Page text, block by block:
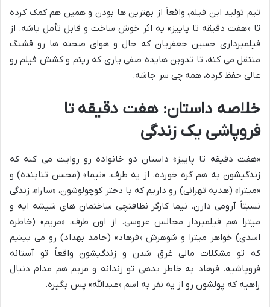
تیم تولید این فیلم، واقعاً از بهترین ها بودن و همین هم کمک کرده
تا «هفت دقیقه تا پاییز» یه اثر خوش ساخت و قابل تأمل باشه. از
فیلمبرداری حسین جعفریان که حال و هوای صحنه ها رو قشنگ
منتقل می کنه، تا تدوین هایده صفی یاری که ریتم و کشش فیلم رو
عالی حفظ کرده، همه چی سر جاشه.
خلاصه داستان: هفت دقیقه تا
فروپاشی یک زندگی
«هفت دقیقه تا پاییز» داستان دو خانواده رو روایت می کنه که
زندگیشون به هم گره خورده. از یه طرف، «نیما» (محسن تنابنده) و
«میترا» (هدیه تهرانی) رو داریم که با دختر کوچولوشون، «سارا»، زندگی
نسبتاً آرومی دارن. نیما کارگر نظافتچی ساختمان های شیشه ایه و
میترا هم فیلمبردار مجالس عروسی. از اون طرف، «مریم» (خاطره
اسدی) خواهر میترا و شوهرش «فرهاد» (حامد بهداد) رو می بینیم
که تو مشکلات مالی غرق شدن و زندگیشون واقعاً تو آستانه
فروپاشیه. فرهاد به خاطر بدهی تو زندانه و مریم هم مدام دنبال
راهیه که پولشون رو از یه نفر به اسم «عبدالله» پس بگیره.